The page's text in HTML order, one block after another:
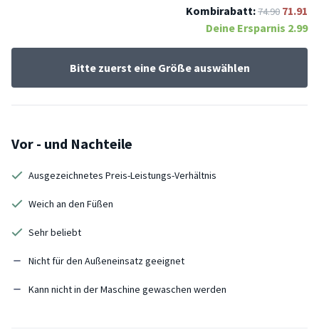
Kombirabatt:74.90 71.91
Deine Ersparnis 2.99
Bitte zuerst eine Größe auswählen
Vor - und Nachteile
Ausgezeichnetes Preis-Leistungs-Verhältnis
Weich an den Füßen
Sehr beliebt
Nicht für den Außeneinsatz geeignet
Kann nicht in der Maschine gewaschen werden